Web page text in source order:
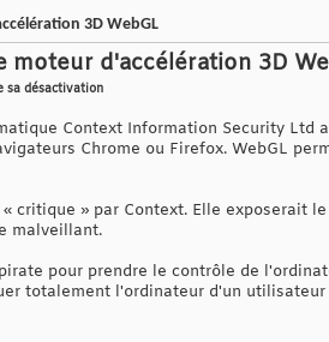
3D WebGL
d'accélération 3D
sa désactivation
Context Information Security Ltd
Chrome ou Firefox. WebGL
critique » par Context. Elle exposerait
malveillant.
pour prendre le contrôle de
totalement l'ordinateur d'un